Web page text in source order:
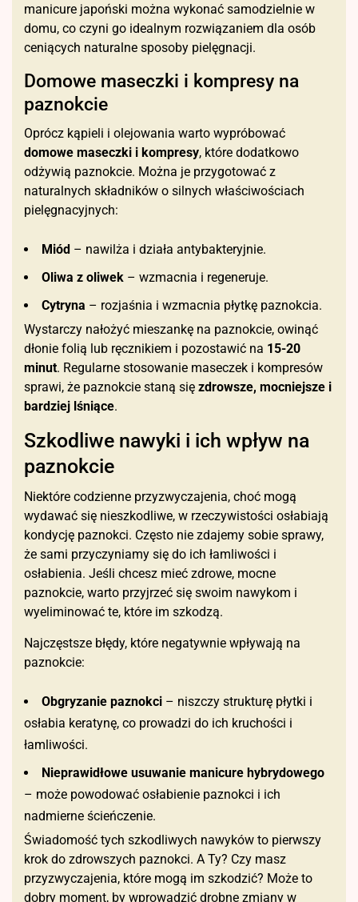
manicure japoński można wykonać samodzielnie w
domu, co czyni go idealnym rozwiązaniem dla osób
ceniących naturalne sposoby pielęgnacji.
Domowe maseczki i kompresy na
paznokcie
Oprócz kąpieli i olejowania warto wypróbować
domowe maseczki i kompresy, które dodatkowo
odżywią paznokcie. Można je przygotować z
naturalnych składników o silnych właściwościach
pielęgnacyjnych:
Miód – nawilża i działa antybakteryjnie.
Oliwa z oliwek – wzmacnia i regeneruje.
Cytryna – rozjaśnia i wzmacnia płytkę paznokcia.
Wystarczy nałożyć mieszankę na paznokcie, owinąć
dłonie folią lub ręcznikiem i pozostawić na 15-20
minut. Regularne stosowanie maseczek i kompresów
sprawi, że paznokcie staną się zdrowsze, mocniejsze i
bardziej lśniące.
Szkodliwe nawyki i ich wpływ na
paznokcie
Niektóre codzienne przyzwyczajenia, choć mogą
wydawać się nieszkodliwe, w rzeczywistości osłabiają
kondycję paznokci. Często nie zdajemy sobie sprawy,
że sami przyczyniamy się do ich łamliwości i
osłabienia. Jeśli chcesz mieć zdrowe, mocne
paznokcie, warto przyjrzeć się swoim nawykom i
wyeliminować te, które im szkodzą.
Najczęstsze błędy, które negatywnie wpływają na
paznokcie:
Obgryzanie paznokci – niszczy strukturę płytki i
osłabia keratynę, co prowadzi do ich kruchości i
łamliwości.
Nieprawidłowe usuwanie manicure hybrydowego
– może powodować osłabienie paznokci i ich
nadmierne ścieńczenie.
Świadomość tych szkodliwych nawyków to pierwszy
krok do zdrowszych paznokci. A Ty? Czy masz
przyzwyczajenia, które mogą im szkodzić? Może to
dobry moment, by wprowadzić drobne zmiany w